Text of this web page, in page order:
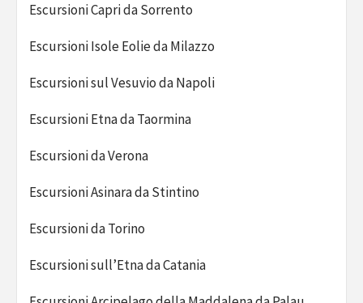
Escursioni Capri da Sorrento
Escursioni Isole Eolie da Milazzo
Escursioni sul Vesuvio da Napoli
Escursioni Etna da Taormina
Escursioni da Verona
Escursioni Asinara da Stintino
Escursioni da Torino
Escursioni sull’Etna da Catania